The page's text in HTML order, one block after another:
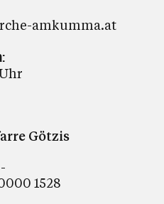
amkumma.at
Götzis
1528